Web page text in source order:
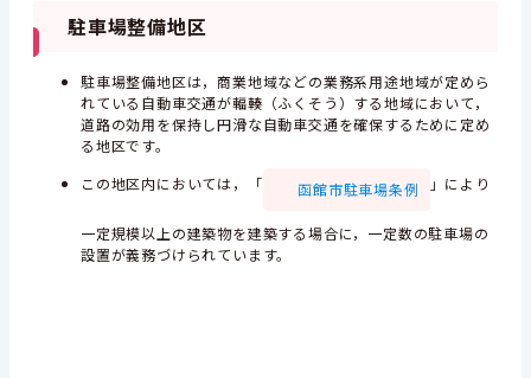
駐車場整備地区
駐車場整備地区は，商業地域などの業務系用途地域が定めら
れている自動車交通が輻輳（ふくそう）する地域において，
道路の効用を保持し円滑な自動車交通を確保するために定め
る地区です。
この地区内においては，「
函館市駐車場条例 」により
一定規模以上の建築物を建築する場合に，一定数の駐車場の
設置が義務づけられています。